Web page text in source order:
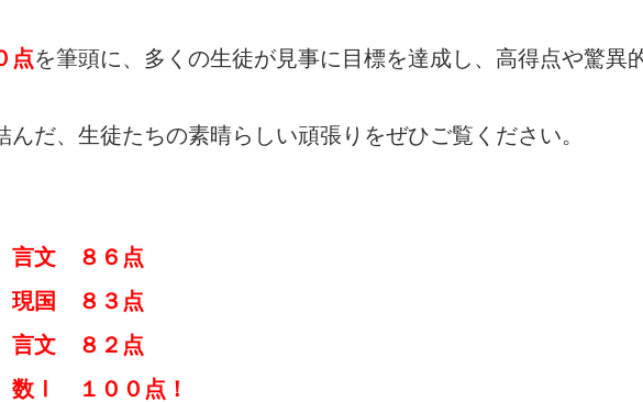
点を筆頭に、多くの生徒が見事に目標を達成し、高得点や驚異
だ、生徒たちの素晴らしい頑張りをぜひご覧ください。
８６点
３点
文 ８２点
数Ⅰ １００点！